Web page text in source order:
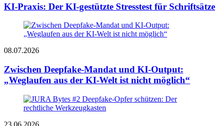
KI-Praxis: Der KI-gestützte Stresstest für Schriftsätze
08.07.2026
Zwischen Deepfake-Mandat und KI-Output:
„Weglaufen aus der KI-Welt ist nicht möglich“
23.06.2026